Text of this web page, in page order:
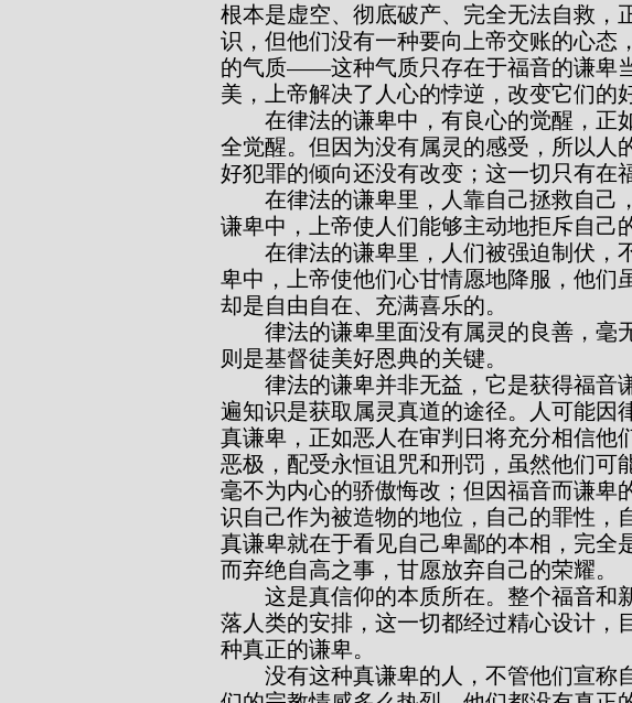
根本是虚空、彻底破产、完全无法自救，
识，但他们没有一种要向上帝交账的心态
的气质——这种气质只存在于福音的谦卑
美，上帝解决了人心的悖逆，改变它们的
全觉醒。但因为没有属灵的感受，所以人
好犯罪的倾向还没有改变；这一切只有在
谦卑中，上帝使人们能够主动地拒斥自己
卑中，上帝使他们心甘情愿地降服，他们
却是自由自在、充满喜乐的。
则是基督徒美好恩典的关键。
遍知识是获取属灵真道的途径。人可能因
真谦卑，正如恶人在审判日将充分相信他
恶极，配受永恒诅咒和刑罚，虽然他们可
毫不为内心的骄傲悔改；但因福音而谦
识自己作为被造物的地位，自己的罪性，
真谦卑就在于看见自己卑鄙的本相，完全
而弃绝自高之事，甘愿放弃自己的荣耀。
落人类的安排，这一切都经过精心设计，
种真正的谦卑。